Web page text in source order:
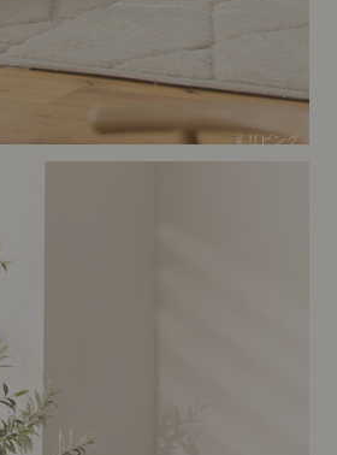
# リビング